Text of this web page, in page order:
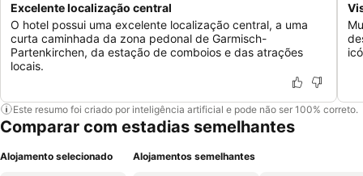
Excelente localização central
O hotel possui uma excelente localização central, a uma
curta caminhada da zona pedonal de Garmisch-
Partenkirchen, da estação de comboios e das atrações
locais.
Este resumo foi criado por inteligência artificial e pode não ser 100% correto.
Comparar com estadias semelhantes
Alojamento selecionado Alojamentos semelhantes